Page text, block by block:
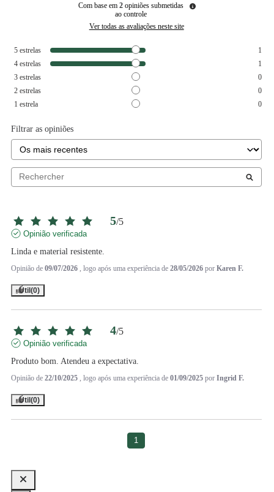
Com base em2 opiniões submetidas
ao controle
Ver todas as avaliações neste site
5 estrelas
1
4 estrelas
1
3 estrelas
0
2 estrelas
0
1 estrela 0
Filtrar as opiniões
5/5
Opinião verificada
Linda e material resistente.
Opinião de 09/07/2026 , logo após uma experiência de 28/05/2026 por Karen F.
Útil(0)
4/5
Opinião verificada
Produto bom. Atendeu a expectativa.
Opinião de 22/10/2025 , logo após uma experiência de 01/09/2025 por Ingrid F.
Útil(0)
1